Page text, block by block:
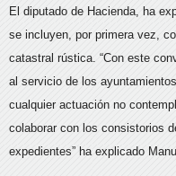
El diputado de Hacienda, ha
se incluyen, por primera vez,
catastral rústica. “Con este
al servicio de los
cualquier actuación no
colaborar con los consistorios
expedientes” ha explicado